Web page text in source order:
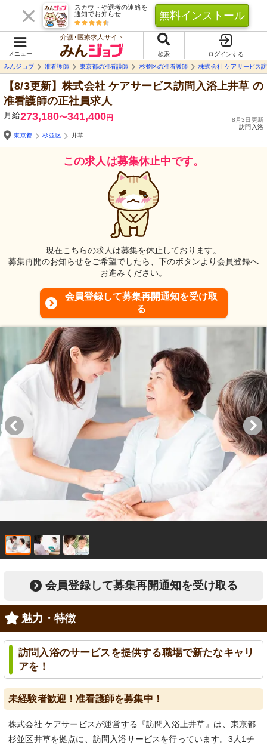
スカウトや選考の連絡を
通知でお知らせ
無料インストール
メニュー
介護･医療求人サイト
検索
ログインする
みんジョブ
准看護師 東京都の准看護師 杉並区の准看護師 株式会社 ケアサービス
【8/3更新】株式会社 ケアサービス訪問入浴上井草 の
准看護師の正社員求人
月給273,180〜341,400円
8月3日更新
訪問入浴
東京都
杉並区 井草
この求人は募集休止中です。
現在こちらの求人は募集を休止しております。
募集再開のお知らせをご希望でしたら、下のボタンより会員登録へ
お進みください。
会員登録して募集再開通知を受け取
る
会員登録して募集再開通知を受け取る
魅力・特徴
訪問入浴のサービスを提供する職場で新たなキャリ
アを！
未経験者歓迎！准看護師を募集中！
株式会社 ケアサービスが運営する『訪問入浴上井草』は、東京都
杉並区井草を拠点に、訪問入浴サービスを行っています。3人1チ